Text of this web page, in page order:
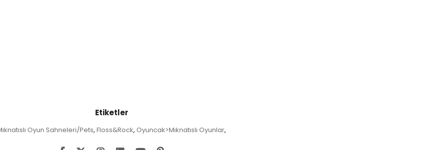
Etiketler
Oyun Sahneleri/Pets, Floss&Rock, Oyuncak>Mıknatıslı Oyunlar,